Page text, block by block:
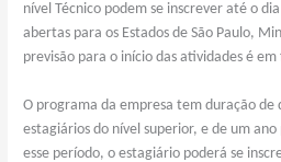
nível Técnico podem se inscrever até o
abertas para os Estados de São Paulo,
previsão para o início das atividades é
O programa da empresa tem duração de
estagiários do nível superior, e de um
esse período, o estagiário poderá se